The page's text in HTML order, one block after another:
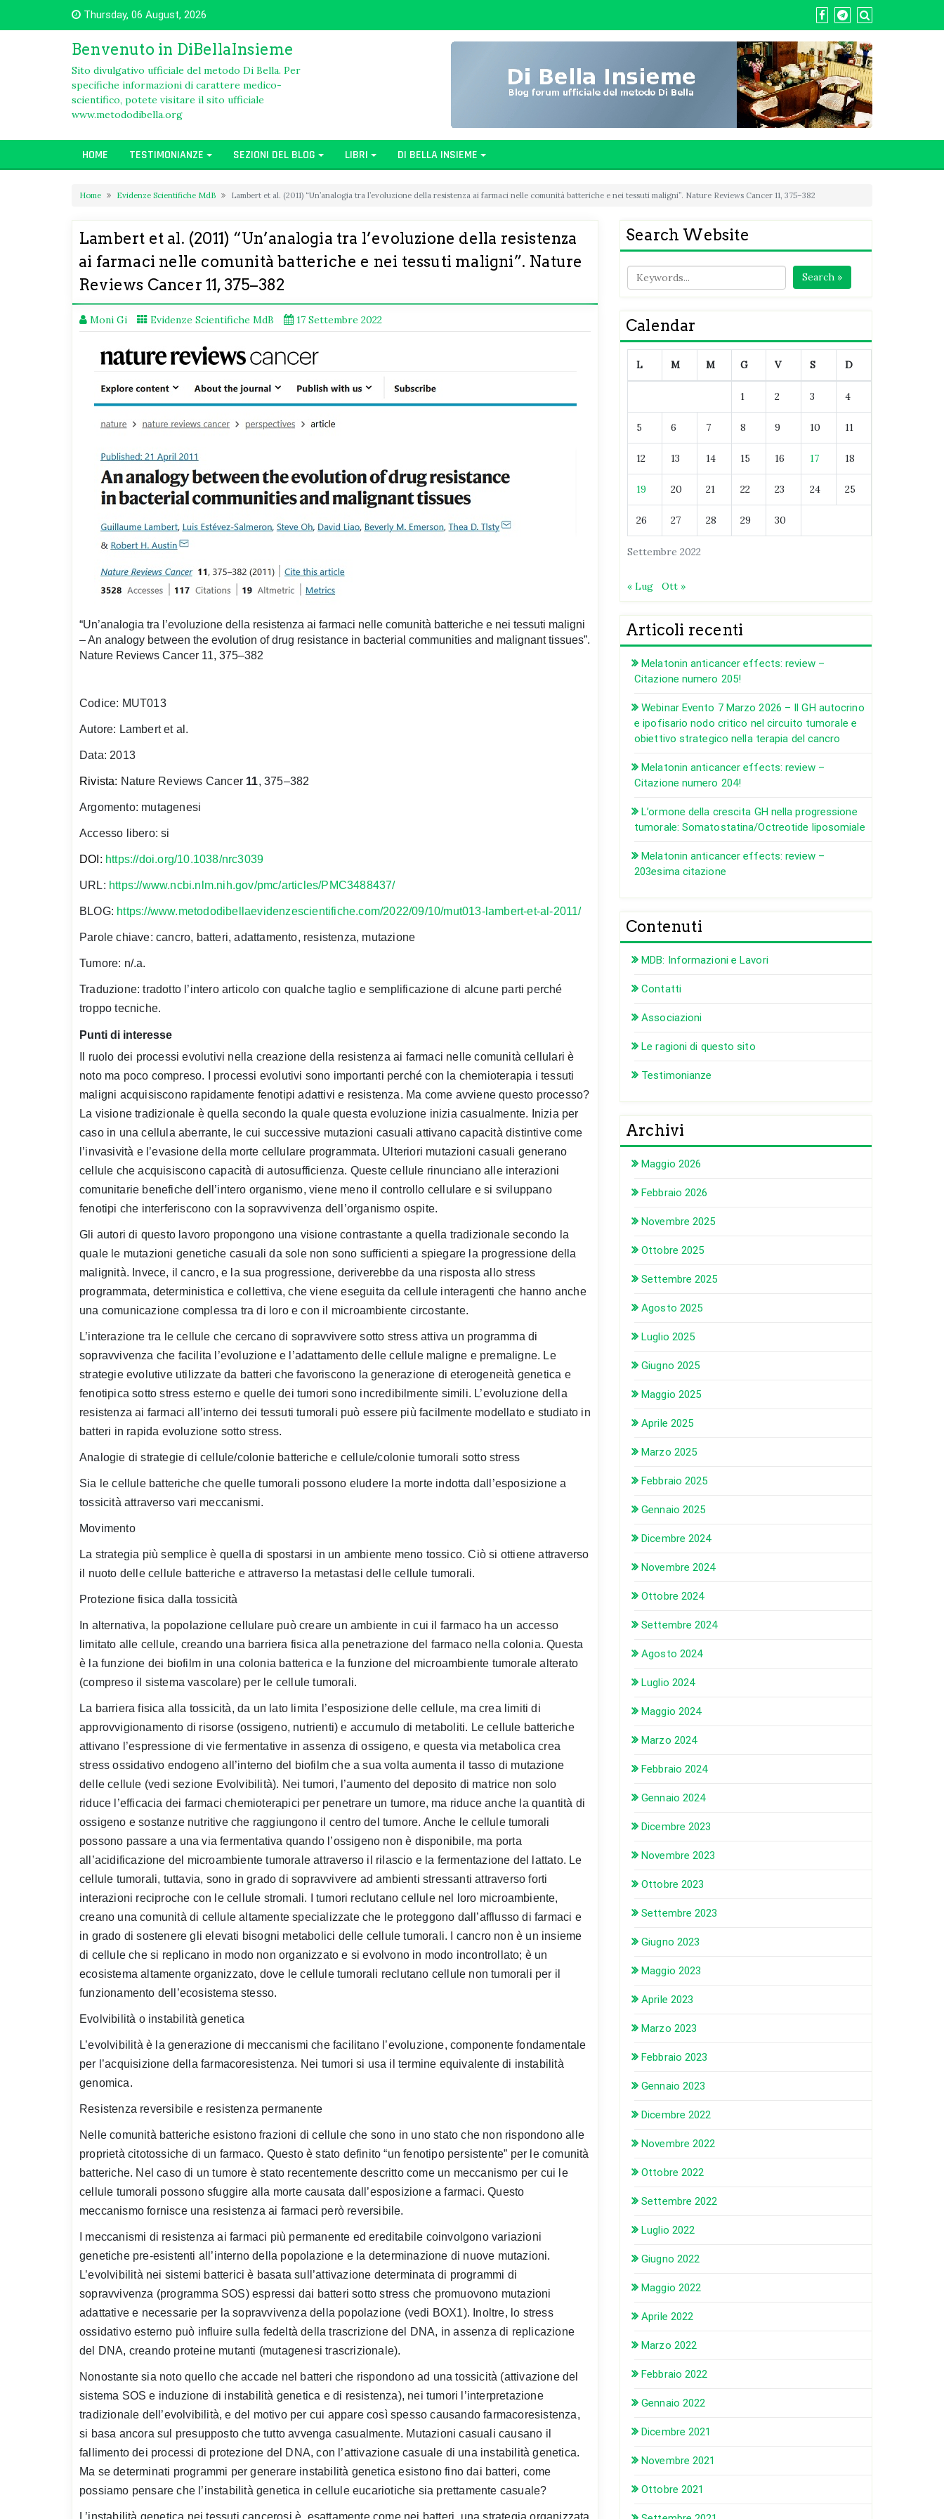
Thursday, 06 August, 2026
Benvenuto in DiBellaInsieme
Sito divulgativo ufficiale del metodo Di Bella. Per
specifiche informazioni di carattere medico-
scientifico, potete visitare il sito ufficiale
www.metododibella.org
HOME TESTIMONIANZE SEZIONI DEL BLOG LIBRI DI BELLA INSIEME
Home Evidenze Scientifiche MdB Lambert et al. (2011) “Un’analogia tra l’evoluzione della resistenza ai farmaci nelle comunità batteriche e nei tessuti maligni”. Nature Reviews Cancer 11, 375–382
Lambert et al. (2011) “Un’analogia tra l’evoluzione della resistenza
ai farmaci nelle comunità batteriche e nei tessuti maligni”. Nature
Reviews Cancer 11, 375–382
Moni Gi Evidenze Scientifiche MdB 17 Settembre 2022
“Un’analogia tra l’evoluzione della resistenza ai farmaci nelle comunità batteriche e nei tessuti maligni
– An analogy between the evolution of drug resistance in bacterial communities and malignant tissues”.
Nature Reviews Cancer 11, 375–382
Codice: MUT013
Autore: Lambert et al.
Data: 2013
Rivista: Nature Reviews Cancer 11, 375–382
Argomento: mutagenesi
Accesso libero: si
DOI : https://doi.org/10.1038/nrc3039
URL: https://www.ncbi.nlm.nih.gov/pmc/articles/PMC3488437/
BLOG: https://www.metododibellaevidenzescientifiche.com/2022/09/10/mut013-lambert-et-al-2011/
Parole chiave: cancro, batteri, adattamento, resistenza, mutazione
Tumore: n/.a.
Traduzione: tradotto l’intero articolo con qualche taglio e semplificazione di alcune parti perché
troppo tecniche.
Punti di interesse
Il ruolo dei processi evolutivi nella creazione della resistenza ai farmaci nelle comunità cellulari è
noto ma poco compreso. I processi evolutivi sono importanti perché con la chemioterapia i tessuti
maligni acquisiscono rapidamente fenotipi adattivi e resistenza. Ma come avviene questo processo?
La visione tradizionale è quella secondo la quale questa evoluzione inizia casualmente. Inizia per
caso in una cellula aberrante, le cui successive mutazioni casuali attivano capacità distintive come
l’invasività e l’evasione della morte cellulare programmata. Ulteriori mutazioni casuali generano
cellule che acquisiscono capacità di autosufficienza. Queste cellule rinunciano alle interazioni
comunitarie benefiche dell’intero organismo, viene meno il controllo cellulare e si sviluppano
fenotipi che interferiscono con la sopravvivenza dell’organismo ospite.
Gli autori di questo lavoro propongono una visione contrastante a quella tradizionale secondo la
quale le mutazioni genetiche casuali da sole non sono sufficienti a spiegare la progressione della
malignità. Invece, il cancro, e la sua progressione, deriverebbe da una risposta allo stress
programmata, deterministica e collettiva, che viene eseguita da cellule interagenti che hanno anche
una comunicazione complessa tra di loro e con il microambiente circostante.
L’interazione tra le cellule che cercano di sopravvivere sotto stress attiva un programma di
sopravvivenza che facilita l’evoluzione e l’adattamento delle cellule maligne e premaligne. Le
strategie evolutive utilizzate da batteri che favoriscono la generazione di eterogeneità genetica e
fenotipica sotto stress esterno e quelle dei tumori sono incredibilmente simili. L’evoluzione della
resistenza ai farmaci all’interno dei tessuti tumorali può essere più facilmente modellato e studiato in
batteri in rapida evoluzione sotto stress.
Analogie di strategie di cellule/colonie batteriche e cellule/colonie tumorali sotto stress
Sia le cellule batteriche che quelle tumorali possono eludere la morte indotta dall’esposizione a
tossicità attraverso vari meccanismi.
Movimento
La strategia più semplice è quella di spostarsi in un ambiente meno tossico. Ciò si ottiene attraverso
il nuoto delle cellule batteriche e attraverso la metastasi delle cellule tumorali.
Protezione fisica dalla tossicità
In alternativa, la popolazione cellulare può creare un ambiente in cui il farmaco ha un accesso
limitato alle cellule, creando una barriera fisica alla penetrazione del farmaco nella colonia. Questa
è la funzione dei biofilm in una colonia batterica e la funzione del microambiente tumorale alterato
(compreso il sistema vascolare) per le cellule tumorali.
La barriera fisica alla tossicità, da un lato limita l’esposizione delle cellule, ma crea limiti di
approvvigionamento di risorse (ossigeno, nutrienti) e accumulo di metaboliti. Le cellule batteriche
attivano l’espressione di vie fermentative in assenza di ossigeno, e questa via metabolica crea
stress ossidativo endogeno all’interno del biofilm che a sua volta aumenta il tasso di mutazione
delle cellule (vedi sezione Evolvibilità). Nei tumori, l’aumento del deposito di matrice non solo
riduce l’efficacia dei farmaci chemioterapici per penetrare un tumore, ma riduce anche la quantità di
ossigeno e sostanze nutritive che raggiungono il centro del tumore. Anche le cellule tumorali
possono passare a una via fermentativa quando l’ossigeno non è disponibile, ma porta
all’acidificazione del microambiente tumorale attraverso il rilascio e la fermentazione del lattato. Le
cellule tumorali, tuttavia, sono in grado di sopravvivere ad ambienti stressanti attraverso forti
interazioni reciproche con le cellule stromali. I tumori reclutano cellule nel loro microambiente,
creano una comunità di cellule altamente specializzate che le proteggono dall’afflusso di farmaci e
in grado di sostenere gli elevati bisogni metabolici delle cellule tumorali. I cancro non è un insieme
di cellule che si replicano in modo non organizzato e si evolvono in modo incontrollato; è un
ecosistema altamente organizzato, dove le cellule tumorali reclutano cellule non tumorali per il
funzionamento dell’ecosistema stesso.
Evolvibilità o instabilità genetica
L’evolvibilità è la generazione di meccanismi che facilitano l’evoluzione, componente fondamentale
per l’acquisizione della farmacoresistenza. Nei tumori si usa il termine equivalente di instabilità
genomica.
Resistenza reversibile e resistenza permanente
Nelle comunità batteriche esistono frazioni di cellule che sono in uno stato che non rispondono alle
proprietà citotossiche di un farmaco. Questo è stato definito “un fenotipo persistente” per le comunità
batteriche. Nel caso di un tumore è stato recentemente descritto come un meccanismo per cui le
cellule tumorali possono sfuggire alla morte causata dall’esposizione a farmaci. Questo
meccanismo fornisce una resistenza ai farmaci però reversibile.
I meccanismi di resistenza ai farmaci più permanente ed ereditabile coinvolgono variazioni
genetiche pre-esistenti all’interno della popolazione e la determinazione di nuove mutazioni.
L’evolvibilità nei sistemi batterici è basata sull’attivazione determinata di programmi di
sopravvivenza (programma SOS) espressi dai batteri sotto stress che promuovono mutazioni
adattative e necessarie per la sopravvivenza della popolazione (vedi BOX1). Inoltre, lo stress
ossidativo esterno può influire sulla fedeltà della trascrizione del DNA, in assenza di replicazione
del DNA, creando proteine mutanti (mutagenesi trascrizionale).
Nonostante sia noto quello che accade nel batteri che rispondono ad una tossicità (attivazione del
sistema SOS e induzione di instabilità genetica e di resistenza), nei tumori l’interpretazione
tradizionale dell’evolvibilità, e del motivo per cui appare così spesso causando farmacoresistenza,
si basa ancora sul presupposto che tutto avvenga casualmente. Mutazioni casuali causano il
fallimento dei processi di protezione del DNA, con l’attivazione casuale di una instabilità genetica.
Ma se determinati programmi per generare instabilità genetica esistono fino dai batteri, come
possiamo pensare che l’instabilità genetica in cellule eucariotiche sia prettamente casuale?
L’instabilità genetica nei tessuti cancerosi è, esattamente come nei batteri, una strategia organizzata
Search Website
Search »
Calendar
Settembre 2022
L M M G V S D
1 2 3 4
5 6 7 8 9 10 11
12 13 14 15 16 17 18
19 20 21 22 23 24 25
26 27 28 29 30
« Lug Ott »
Articoli recenti
Melatonin anticancer effects: review –
Citazione numero 205!
Webinar Evento 7 Marzo 2026 – Il GH autocrino
e ipofisario nodo critico nel circuito tumorale e
obiettivo strategico nella terapia del cancro
Melatonin anticancer effects: review –
Citazione numero 204!
L’ormone della crescita GH nella progressione
tumorale: Somatostatina/Octreotide liposomiale
Melatonin anticancer effects: review –
203esima citazione
Contenuti
MDB: Informazioni e Lavori
Contatti
Associazioni
Le ragioni di questo sito
Testimonianze
Archivi
Maggio 2026
Febbraio 2026
Novembre 2025
Ottobre 2025
Settembre 2025
Agosto 2025
Luglio 2025
Giugno 2025
Maggio 2025
Aprile 2025
Marzo 2025
Febbraio 2025
Gennaio 2025
Dicembre 2024
Novembre 2024
Ottobre 2024
Settembre 2024
Agosto 2024
Luglio 2024
Maggio 2024
Marzo 2024
Febbraio 2024
Gennaio 2024
Dicembre 2023
Novembre 2023
Ottobre 2023
Settembre 2023
Giugno 2023
Maggio 2023
Aprile 2023
Marzo 2023
Febbraio 2023
Gennaio 2023
Dicembre 2022
Novembre 2022
Ottobre 2022
Settembre 2022
Luglio 2022
Giugno 2022
Maggio 2022
Aprile 2022
Marzo 2022
Febbraio 2022
Gennaio 2022
Dicembre 2021
Novembre 2021
Ottobre 2021